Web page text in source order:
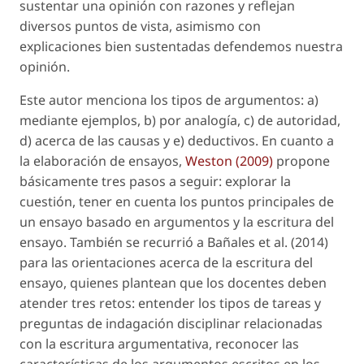
sustentar una opinión con razones y reflejan
diversos puntos de vista, asimismo con
explicaciones bien sustentadas defendemos nuestra
opinión.
Este autor menciona los tipos de argumentos: a)
mediante ejemplos, b) por analogía, c) de autoridad,
d) acerca de las causas y e) deductivos. En cuanto a
la elaboración de ensayos, Weston (2009) propone
básicamente tres pasos a seguir: explorar la
cuestión, tener en cuenta los puntos principales de
un ensayo basado en argumentos y la escritura del
ensayo. También se recurrió a Bañales et al. (2014)
para las orientaciones acerca de la escritura del
ensayo, quienes plantean que los docentes deben
atender tres retos: entender los tipos de tareas y
preguntas de indagación disciplinar relacionadas
con la escritura argumentativa, reconocer las